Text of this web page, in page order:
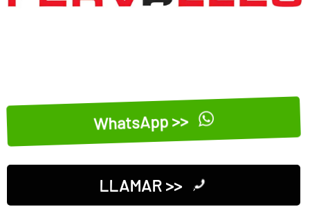
WhatsApp >>
LLAMAR >>